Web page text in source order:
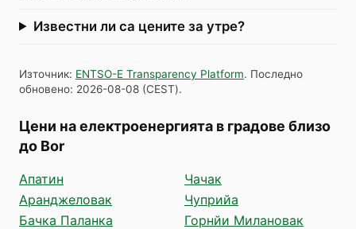
Известни ли са цените за утре?
Източник: ENTSO-E Transparency Platform. Последно
обновено: 2026-08-08 (CEST).
Цени на електроенергията в градове близо
до Bor
Апатин
Аранджеловак
Бачка Паланка
Чачак
Чуприйа
Горнйи Милановак